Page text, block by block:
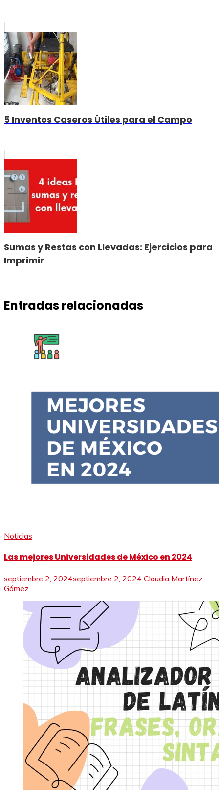
5 Inventos Caseros Útiles para el Campo
Sumas y Restas con Llevadas: Ejercicios para
Imprimir
Entradas relacionadas
Noticias
Las mejores Universidades de México en 2024
septiembre 2, 2024septiembre 2, 2024 Claudia Martínez
Gómez